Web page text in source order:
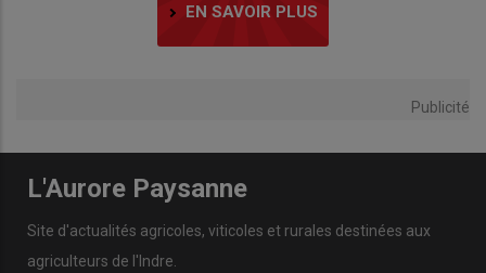
EN SAVOIR PLUS
Publicité
L'Aurore Paysanne
Site d'actualités agricoles, viticoles et rurales destinées aux
agriculteurs de l'Indre.